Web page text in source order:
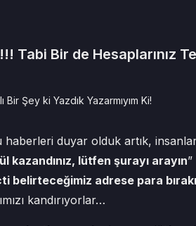
Tabi Bir de Hesaplarınız
Bir Şey ki Yazdık Yazarmıyım Ki!
haberleri duyar olduk artık,
kazandınız, lütfen şurayı arayın
belirteceğimiz adrese para
kandırıyorlar…